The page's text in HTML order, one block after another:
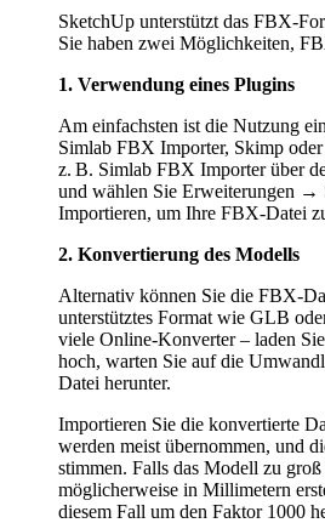
SketchUp unterstützt das FBX-
Sie haben zwei Möglichkeiten,
1. Verwendung eines Plugins
Am einfachsten ist die Nutzung
Simlab FBX Importer, Skimp
z. B. Simlab FBX Importer über
und wählen Sie Erweiterungen
Importieren, um Ihre FBX-Datei
2. Konvertierung des Modells
Alternativ können Sie die FBX-
unterstütztes Format wie GLB
viele Online-Konverter – laden
hoch, warten Sie auf die
Datei herunter.
Importieren Sie die konvertierte
werden meist übernommen, und
stimmen. Falls das Modell zu
möglicherweise in Millimetern
diesem Fall um den Faktor 1000